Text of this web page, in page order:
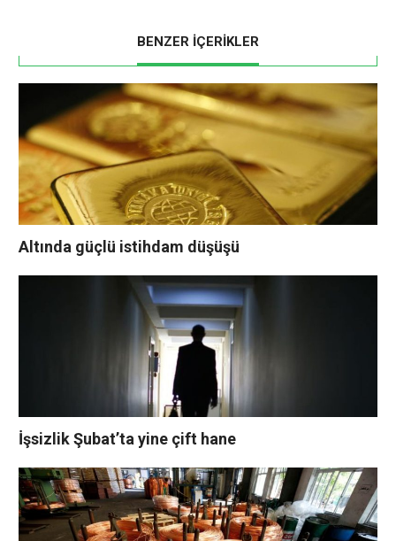
BENZER İÇERİKLER
Altında güçlü istihdam düşüşü
İşsizlik Şubat’ta yine çift hane